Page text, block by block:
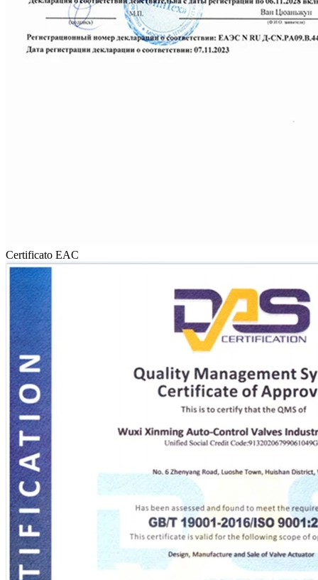
Certificato EAC